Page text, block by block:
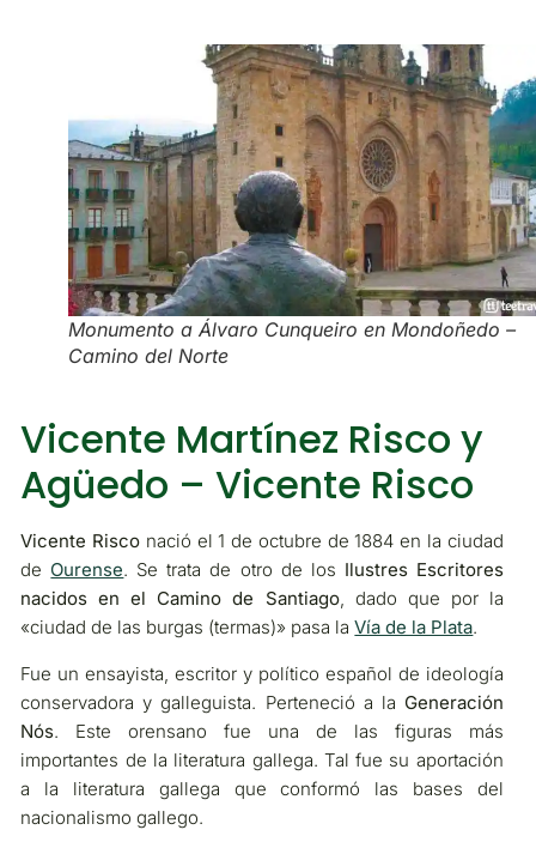
Monumento a Álvaro Cunqueiro en Mondoñedo –
Camino del Norte
Vicente Martínez Risco y
Agüedo – Vicente Risco
Vicente Risco nació el 1 de octubre de 1884 en la ciudad
de Ourense. Se trata de otro de los Ilustres Escritores
nacidos en el Camino de Santiago, dado que por la
«ciudad de las burgas (termas)» pasa laVía de la Plata.
Fue un ensayista, escritor y político español de ideología
conservadora y galleguista. Perteneció a la Generación
Nós. Este orensano fue una de las figuras más
importantes de la literatura gallega. Tal fue su aportación
a la literatura gallega que conformó las bases del
nacionalismo gallego.